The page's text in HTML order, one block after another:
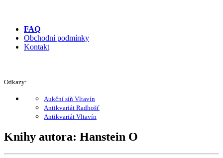
FAQ
Obchodní podmínky
Kontakt
Odkazy:
Aukční síň Vltavín
Antikvariát Radhošť
Antikvariát Vltavín
Knihy autora: Hanstein O